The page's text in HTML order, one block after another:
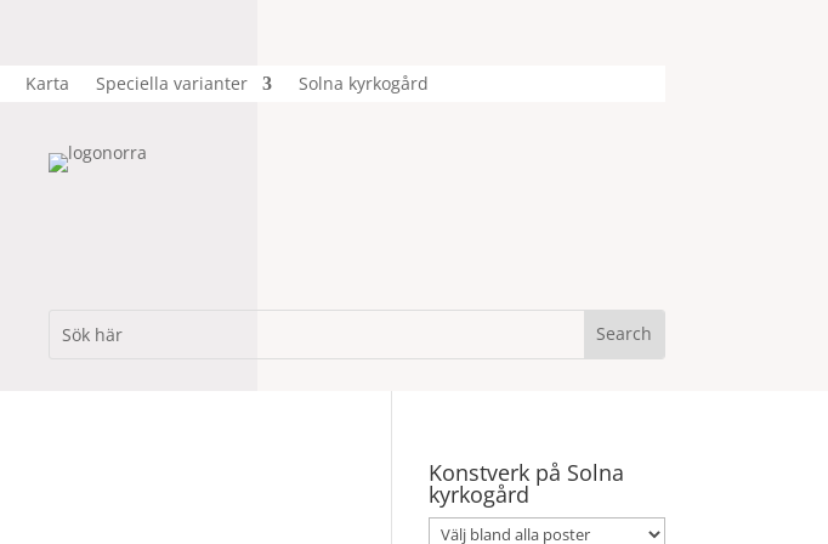
Karta Speciella varianter Solna kyrkogård
Konstverk på Solna
kyrkogård